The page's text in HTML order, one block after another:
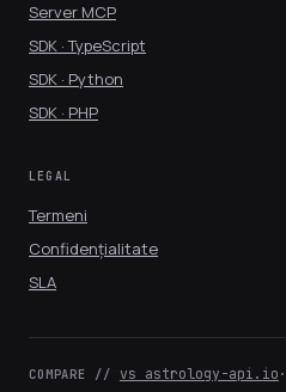
Server MCP
SDK · TypeScript
SDK · Python
SDK · PHP
LEGAL
Termeni
Confidențialitate
SLA
COMPARE // vs astrology-api.io ·